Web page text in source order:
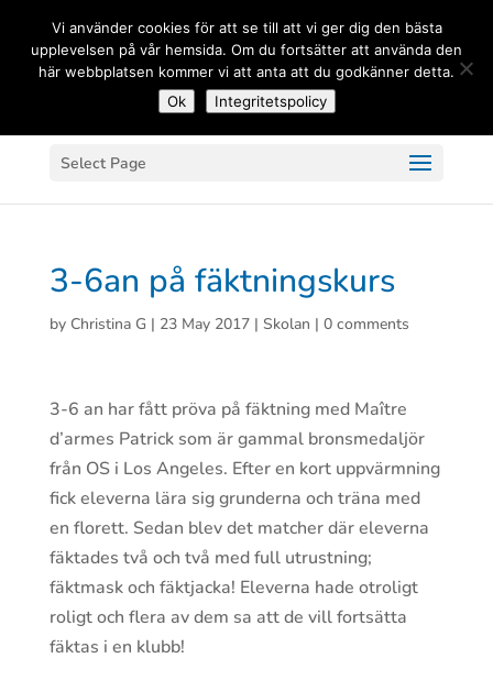
Select Page
3-6an på fäktningskurs
by Christina G | 23 May 2017| Skolan | 0 comments
3-6 an har fått pröva på fäktning med Maître
d’armes Patrick som är gammal bronsmedaljör
från OS i Los Angeles. Efter en kort uppvärmning
fick eleverna lära sig grunderna och träna med
en florett. Sedan blev det matcher där eleverna
fäktades två och två med full utrustning;
fäktmask och fäktjacka! Eleverna hade otroligt
roligt och flera av dem sa att de vill fortsätta
fäktas i en klubb!
Vi använder cookies för att se till att vi ger dig den bästa
upplevelsen på vår hemsida. Om du fortsätter att använda den
här webbplatsen kommer vi att anta att du godkänner detta.
Ok
Integritetspolicy